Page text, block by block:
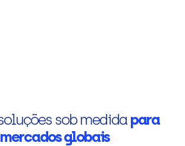
sob medidapara
globais